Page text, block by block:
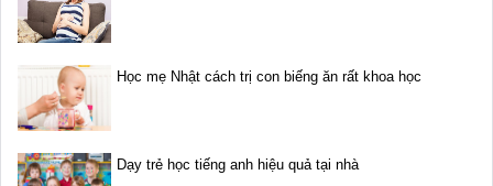
Học mẹ Nhật cách trị con biếng ăn rất khoa học
Dạy trẻ học tiếng anh hiệu quả tại nhà